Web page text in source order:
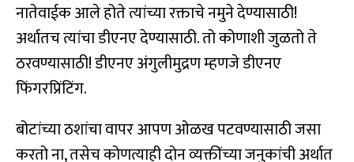
नातेवाईक आले होते त्यांच्या रक्ताचे नमुने देण्यासाठी!
अर्थातच त्यांचा डीएनए देण्यासाठी. तो कोणाशी जुळतो ते
ठरवण्यासाठी! डीएनए अंगुलीमुद्रण म्हणजे डीएनए
फिंगरप्रिंटिंग.
बोटांच्या ठशांचा वापर आपण ओळख पटवण्यासाठी जसा
करतो ना, तसेच कोणत्याही दोन व्यक्तींच्या जनुकांची अर्थात